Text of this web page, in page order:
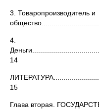
3. Товаропроизводитель и
4.
14
15
Глава вторая.